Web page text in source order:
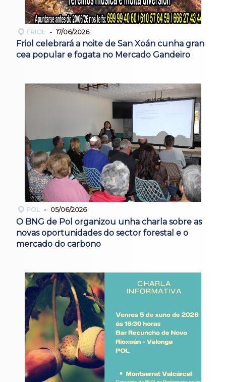
FRIOL 17/06/2026
Friol celebrará a noite de San Xoán cunha gran
cea popular e fogata no Mercado Gandeiro
POL 05/06/2026
O BNG de Pol organizou unha charla sobre as
novas oportunidades do sector forestal e o
mercado do carbono